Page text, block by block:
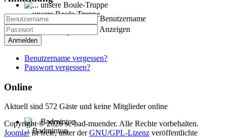
... unsere Boule-Truppe
Kann auch Gymnastik
... Badminton
Benutzername
Anzeigen
Anmelden
Benutzername vergessen?
Passwort vergessen?
Online
Aktuell sind 572 Gäste und keine Mitglieder online
Copyright © 2026 sc-bad-muender. Alle Rechte vorbehalten.
Joomla!ist freie, unter derGNU/GPL-Lizenz veröffentlichte